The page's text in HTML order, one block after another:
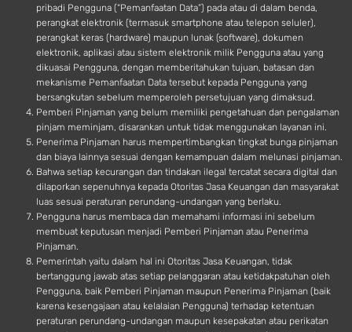
pribadi Pengguna (“Pemanfaatan Data”) pada atau di dalam benda,
perangkat elektronik (termasuk smartphone atau telepon seluler),
perangkat keras (hardware) maupun lunak (software), dokumen
elektronik, aplikasi atau sistem elektronik milik Pengguna atau yang
dikuasai Pengguna, dengan memberitahukan tujuan, batasan dan
mekanisme Pemanfaatan Data tersebut kepada Pengguna yang
bersangkutan sebelum memperoleh persetujuan yang dimaksud.
Pemberi Pinjaman yang belum memiliki pengetahuan dan pengalaman
pinjam meminjam, disarankan untuk tidak menggunakan layanan ini.
Penerima Pinjaman harus mempertimbangkan tingkat bunga pinjaman
dan biaya lainnya sesuai dengan kemampuan dalam melunasi pinjaman.
Bahwa setiap kecurangan dan tindakan ilegal tercatat secara digital dan
dilaporkan sepenuhnya kepada Otoritas Jasa Keuangan dan masyarakat
luas sesuai peraturan perundang-undangan yang berlaku.
Pengguna harus membaca dan memahami informasi ini sebelum
membuat keputusan menjadi Pemberi Pinjaman atau Penerima
Pinjaman.
Pemerintah yaitu dalam hal ini Otoritas Jasa Keuangan, tidak
bertanggung jawab atas setiap pelanggaran atau ketidakpatuhan oleh
Pengguna, baik Pemberi Pinjaman maupun Penerima Pinjaman (baik
karena kesengajaan atau kelalaian Pengguna) terhadap ketentuan
peraturan perundang-undangan maupun kesepakatan atau perikatan